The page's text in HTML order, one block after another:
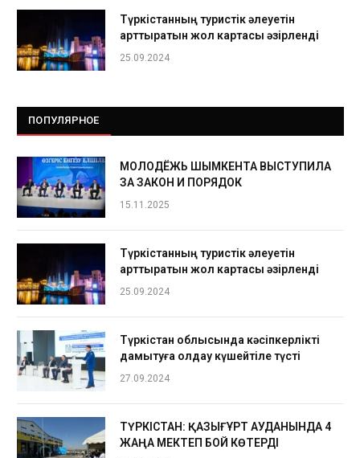
Түркістанның туристік әлеуетін
арттыратын жол картасы әзірленді
25.09.2024
ПОПУЛЯРНОЕ
МОЛОДЁЖЬ ШЫМКЕНТА ВЫСТУПИЛА
ЗА ЗАКОН И ПОРЯДОК
15.11.2025
Түркістанның туристік әлеуетін
арттыратын жол картасы әзірленді
25.09.2024
Түркістан облысында кәсіпкерлікті
дамытуға қолдау күшейтіле түсті
27.09.2024
ТҮРКІСТАН: ҚАЗЫҒҰРТ АУДАНЫНДА 4
ЖАҢА МЕКТЕП БОЙ КӨТЕРДІ